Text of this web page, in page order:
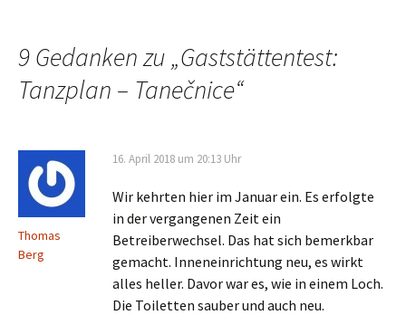
9 Gedanken zu „Gaststättentest:
Tanzplan – Tanečnice“
Thomas
Berg
16. April 2018 um 20:13 Uhr
Wir kehrten hier im Januar ein. Es erfolgte
in der vergangenen Zeit ein
Betreiberwechsel. Das hat sich bemerkbar
gemacht. Inneneinrichtung neu, es wirkt
alles heller. Davor war es, wie in einem Loch.
Die Toiletten sauber und auch neu.